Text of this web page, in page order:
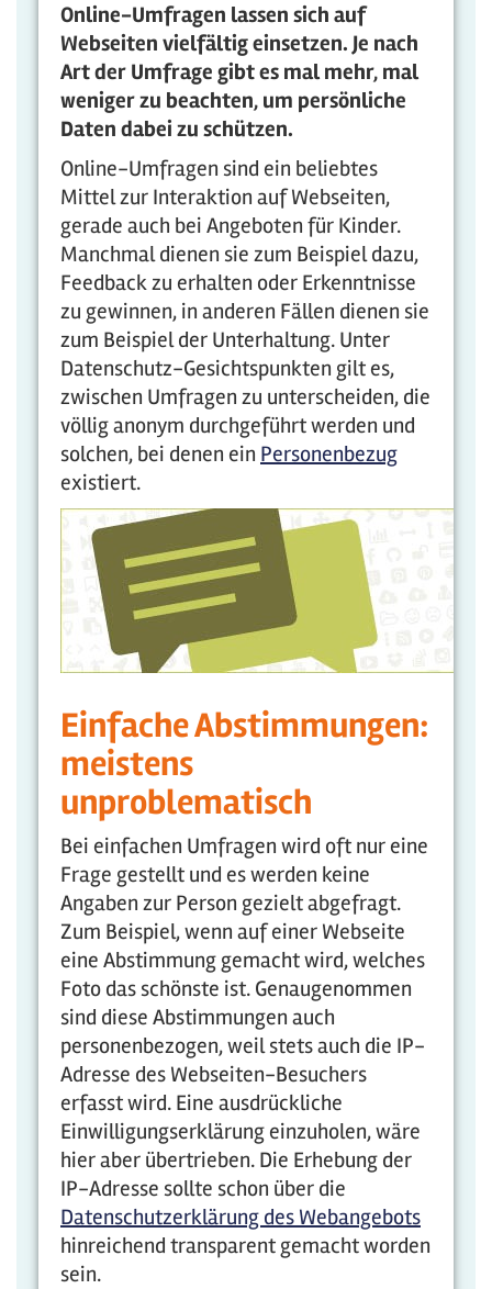
Online-Umfragen lassen sich auf
Webseiten vielfältig einsetzen. Je nach
Art der Umfrage gibt es mal mehr, mal
weniger zu beachten, um persönliche
Daten dabei zu schützen.
Online-Umfragen sind ein beliebtes
Mittel zur Interaktion auf Webseiten,
gerade auch bei Angeboten für Kinder.
Manchmal dienen sie zum Beispiel dazu,
Feedback zu erhalten oder Erkenntnisse
zu gewinnen, in anderen Fällen dienen sie
zum Beispiel der Unterhaltung. Unter
Datenschutz-Gesichtspunkten gilt es,
zwischen Umfragen zu unterscheiden, die
völlig anonym durchgeführt werden und
solchen, bei denen ein Personenbezug
existiert.
Einfache Abstimmungen:
meistens
unproblematisch
Bei einfachen Umfragen wird oft nur eine
Frage gestellt und es werden keine
Angaben zur Person gezielt abgefragt.
Zum Beispiel, wenn auf einer Webseite
eine Abstimmung gemacht wird, welches
Foto das schönste ist. Genaugenommen
sind diese Abstimmungen auch
personenbezogen, weil stets auch die IP-
Adresse des Webseiten-Besuchers
erfasst wird. Eine ausdrückliche
Einwilligungserklärung einzuholen, wäre
hier aber übertrieben. Die Erhebung der
IP-Adresse sollte schon über die
Datenschutzerklärung des Webangebots
hinreichend transparent gemacht worden
sein.